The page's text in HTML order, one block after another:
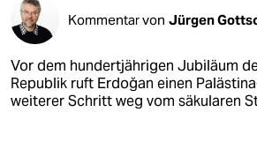
Kommentar von Jürgen
Vor dem hundertjährigen Jubiläum
Republik ruft Erdoğan einen
weiterer Schritt weg vom säkularen